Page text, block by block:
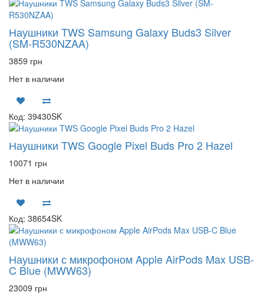
Наушники TWS Samsung Galaxy Buds3 Silver
(SM-R530NZAA)
3859 грн
Нет в наличии
Код: 39430SK
Наушники TWS Google Pixel Buds Pro 2 Hazel
10071 грн
Нет в наличии
Код: 38654SK
Наушники с микрофоном Apple AirPods Max USB-
C Blue (MWW63)
23009 грн